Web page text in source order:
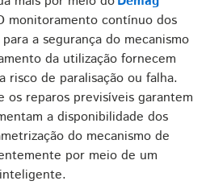
monitoramento contínuo dos
a segurança do mecanismo
da utilização fornecem
risco de paralisação ou falha.
os reparos previsíveis garantem
a disponibilidade dos
do mecanismo de
por meio de um